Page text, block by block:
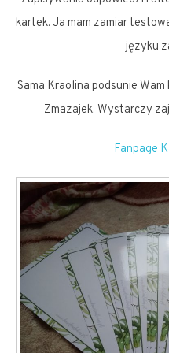
kartek. Ja mam zamiar
języku
Sama Kraolina podsunie
Zmazajek. Wystarczy
Fanpage